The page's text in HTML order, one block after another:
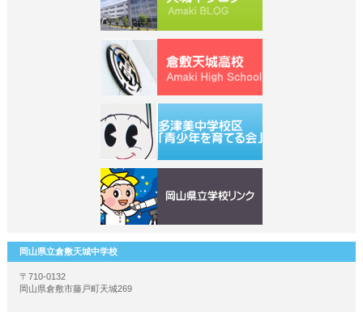
岡山県立倉敷天城中学校
〒710-0132
岡山県倉敷市藤戸町天城269